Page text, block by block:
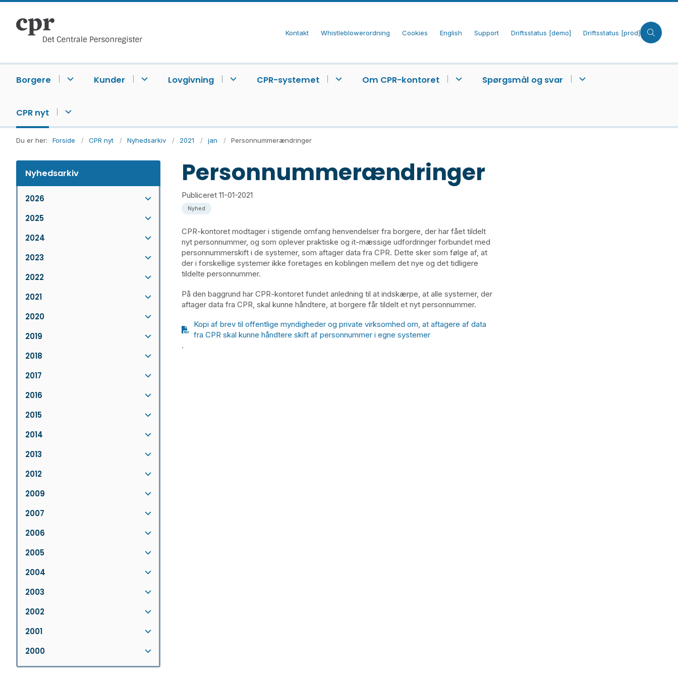
Kontakt Whistleblowerordning Cookies English Support Driftsstatus [demo] Driftsstatus [prod]
Borgere Kunder Lovgivning CPR-systemet Om CPR-kontoret Spørgsmål og svar
CPR nyt
Du er her: Forside CPR nyt Nyhedsarkiv 2021 jan Personnummerændringer
Nyhedsarkiv
2026
2025
2024
2023
2022
2021
2020
2019
2018
2017
2016
2015
2014
2013
2012
2009
2007
2006
2005
2004
2003
2002
2001
2000
Personnummerændringer
Publiceret 11-01-2021
Nyhed
CPR-kontoret modtager i stigende omfang henvendelser fra borgere, der har fået tildelt
nyt personnummer, og som oplever praktiske og it-mæssige udfordringer forbundet med
personnummerskift i de systemer, som aftager data fra CPR. Dette sker som følge af, at
der i forskellige systemer ikke foretages en koblingen mellem det nye og det tidligere
tildelte personnummer.
På den baggrund har CPR-kontoret fundet anledning til at indskærpe, at alle systemer, der
aftager data fra CPR, skal kunne håndtere, at borgere får tildelt et nyt personnummer.
Kopi af brev til offentlige myndigheder og private virksomhed om, at aftagere af data
fra CPR skal kunne håndtere skift af personnummer i egne systemer
.